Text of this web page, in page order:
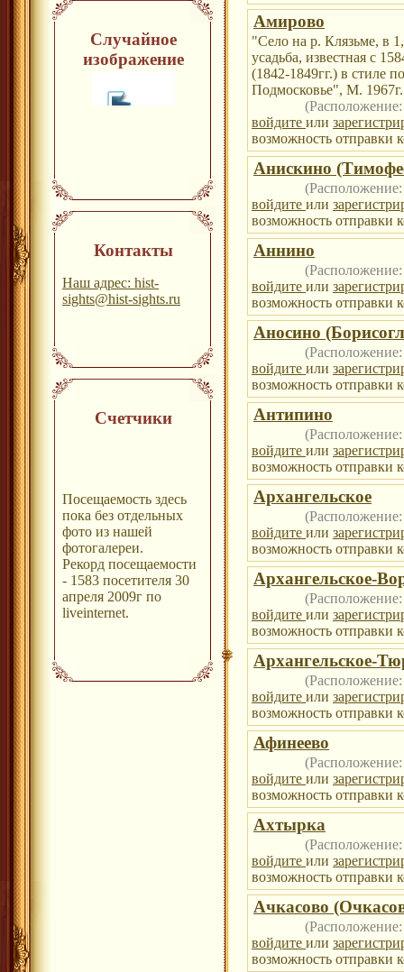
Случайное
изображение
Контакты
Наш адрес: hist-
sights@hist-sights.ru
Счетчики
Посещаемость здесь
пока без отдельных
фото из нашей
фотогалереи.
Рекорд посещаемости
- 1583 посетителя 30
апреля 2009г по
liveinternet.
Амирово
"Село на р. Клязьме, в
усадьба, известная с
(1842-1849гг.) в стиле
Подмосковье", М. 1967г.
войдите или
возможность отправки
Анискино
войдите или
возможность отправки
Аннино
войдите или
возможность отправки
Аносино
войдите или
возможность отправки
Антипино
войдите или
возможность отправки
Архангельское
войдите или
возможность отправки
Архангельское-
войдите или
возможность отправки
Архангельское-
войдите или
возможность отправки
Афинеево
войдите или
возможность отправки
Ахтырка
войдите или
возможность отправки
Ачкасово
войдите или
возможность отправки